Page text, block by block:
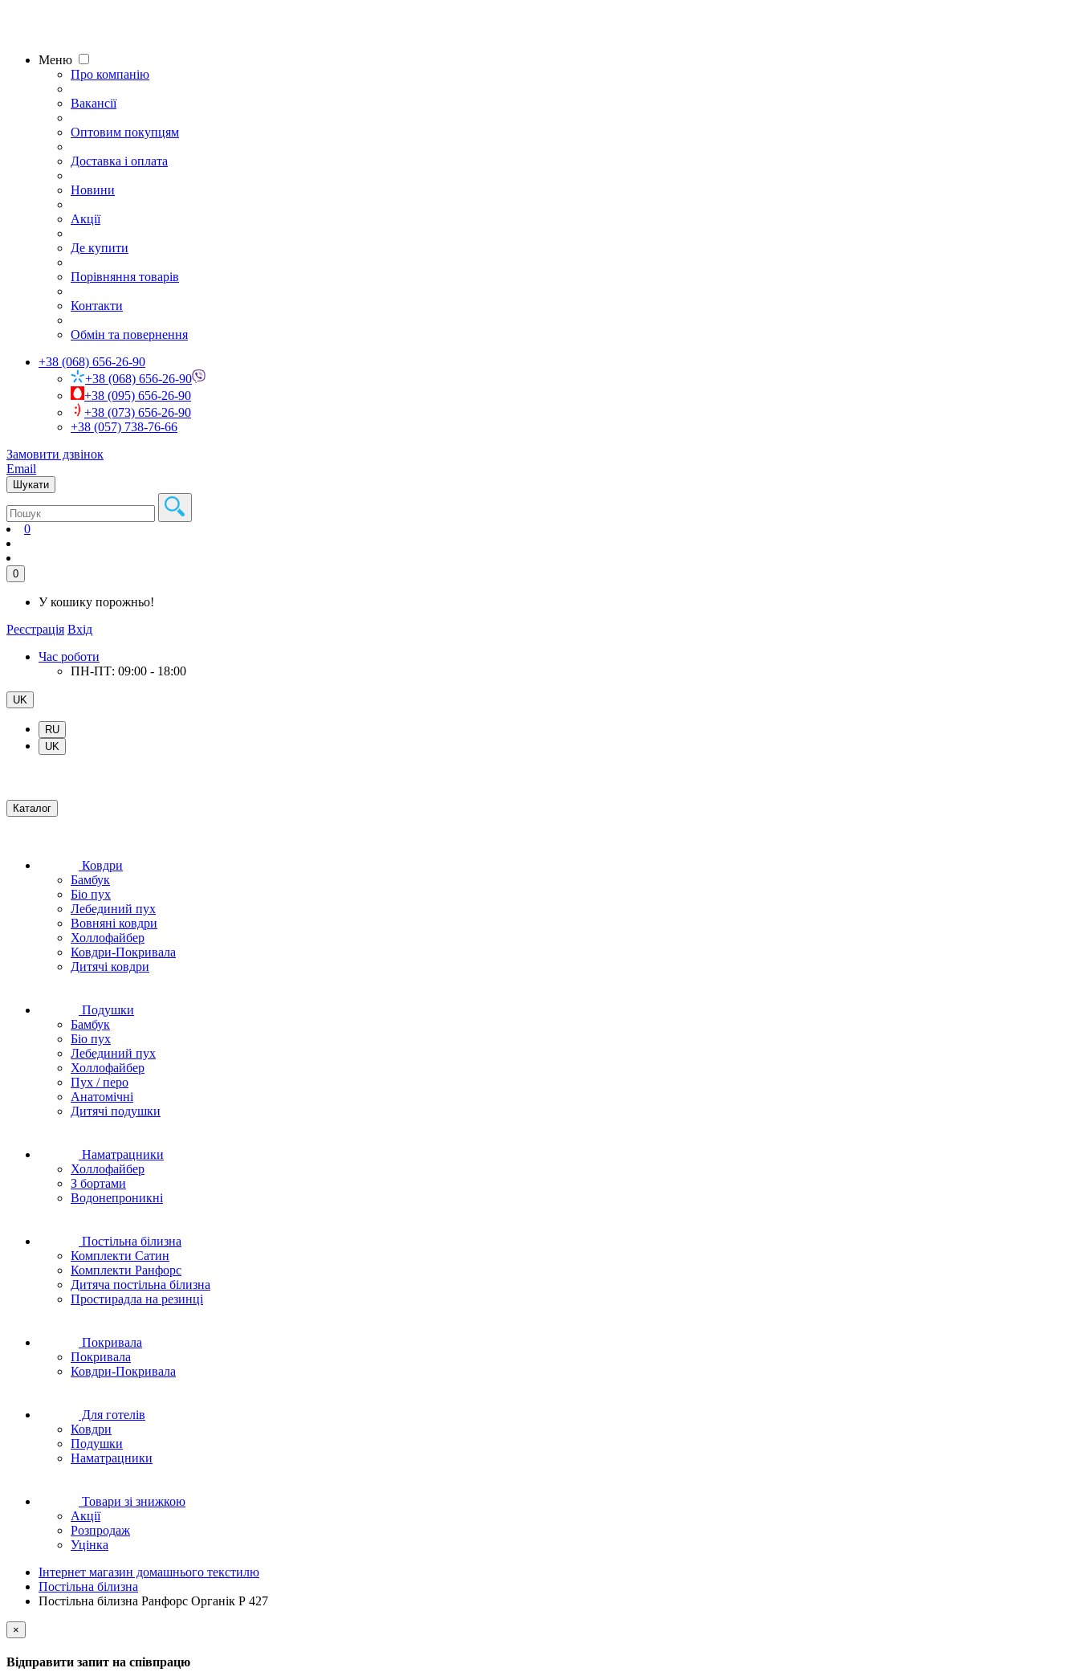
Меню
Про компанію
Вакансії
Оптовим покупцям
Доставка і оплата
Новини
Акції
Де купити
Порівняння товарів
Контакти
Обмін та повернення
+38 (068) 656-26-90
+38 (068) 656-26-90
+38 (095) 656-26-90
+38 (073) 656-26-90
+38 (057) 738-76-66
Замовити дзвінок
Email
Шукати
0
0
У кошику порожньо!
Реєстрація Вхід
Час роботи
ПН-ПТ: 09:00 - 18:00
UK
RU
UK
Каталог
Ковдри
Бамбук
Біо пух
Лебединий пух
Вовняні ковдри
Холлофайбер
Ковдри-Покривала
Дитячі ковдри
Подушки
Бамбук
Біо пух
Лебединий пух
Холлофайбер
Пух / перо
Анатомічні
Дитячі подушки
Наматрацники
Холлофайбер
З бортами
Водонепроникні
Постільна білизна
Комплекти Сатин
Комплекти Ранфорс
Дитяча постільна білизна
Простирадла на резинці
Покривала
Покривала
Ковдри-Покривала
Для готелів
Ковдри
Подушки
Наматрацники
Товари зі знижкою
Акції
Розпродаж
Уцінка
Інтернет магазин домашнього текстилю
Постільна білизна
Постільна білизна Ранфорс Органік Р 427
×
Відправити запит на співпрацю